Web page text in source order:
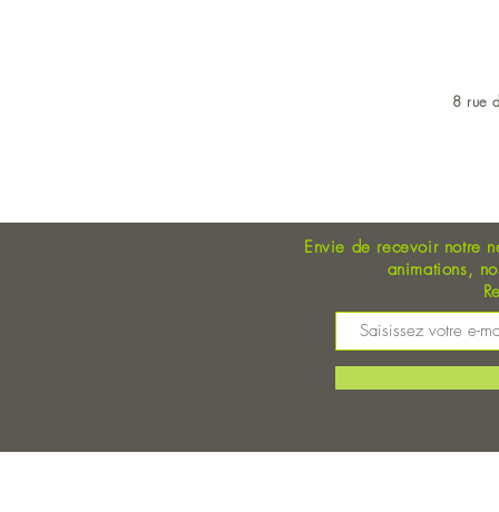
8 rue
Envie de recevoir notre
animations,